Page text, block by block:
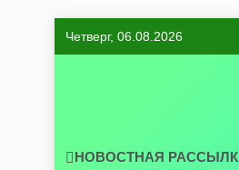
Четверг, 06.08.2026
НОВОСТНАЯ